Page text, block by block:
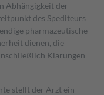
Abhängigkeit der
des Spediteurs
pharmazeutische
dienen, die
Klärungen
stellt der Arzt ein